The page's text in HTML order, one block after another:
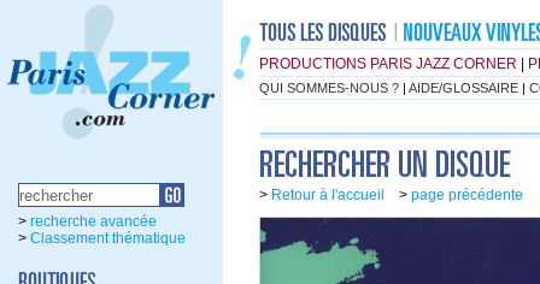
PRODUCTIONS PARIS JAZZ CORNER
QUI SOMMES-NOUS ? | AIDE/GLOSSAIRE |
> recherche avancée
> Classement thématique
> Retour à l'accueil > page précédente